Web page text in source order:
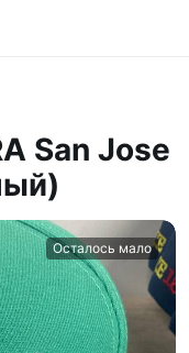
San Jose
Осталось мало